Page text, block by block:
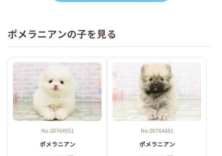
ポメラニアンの子を見る
No.00764951
ポメラニアン
No.00764881
ポメラニアン